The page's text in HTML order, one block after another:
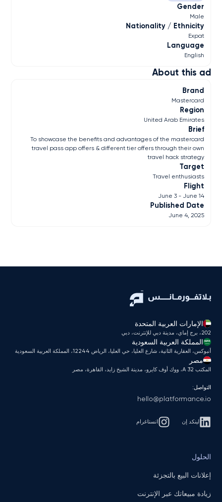
About this ad
Brand
Mastercard
Region
United Arab Emirates
Brief
To showcase the benefits and advantages of the mastercard
travel pass app offers & different tier offers through their own
travel hack strategy
Target
Travel enthusiasts
Flight
June 3 - June 14
Published Date
June 4, 2025
Gender
Male
Nationality / Ethnicity
Expat
Language
English
الإمارات العربية المتحدة
202، برج إماي، مدينة دبي للإنترنت، دبي
المملكة العربية السعودية
أنبوكس، العقارية الثانية، شارع العليا، حي العليا، الرياض 12244، المملكة العربية السعودية
مصر
المكتب A 32، ووك أوف كايرو، مدينة الشيخ زايد، القاهرة، مصر
التواصل:
hello@platformance.io
لينكد إن انستاغرام
الحلول
إعلانات البيع بالتجزئة
زيادة مبيعاتك عبر الإنترنت